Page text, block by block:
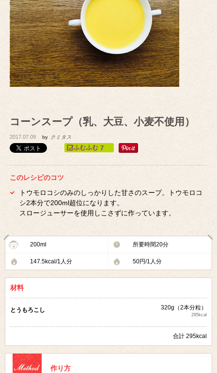
コーンスープ（乳、大豆、小麦不使用）
2017.07.09 by クミタス
7
このレシピのコツ
トウモロコシのみのしっかりした甘さのスープ。トウモロコ
シ2本分で200ml超位になります。
スロージューサーを使用しこさずに作っています。
200ml 所要時間20分
147.5kcal/1人分 50円/1人分
材料
とうもろこし 320g（2本分粒）
295kcal
合計 295kcal
作り方